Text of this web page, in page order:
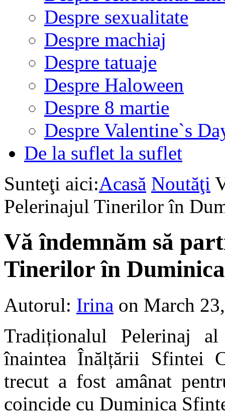
Despre sexualitate
Despre machiaj
Despre tatuaje
Despre Haloween
Despre 8 martie
Despre Valentine`s
De la suflet la suflet
Sunteţi aici:Acasă Noutăţi
Pelerinajul Tinerilor în
Vă îndemnăm să
Tinerilor în
Autorul: Irina on March
Tradiționalul Pelerinaj
înaintea Înălțării Sfintei
trecut a fost amânat
coincide cu Duminica